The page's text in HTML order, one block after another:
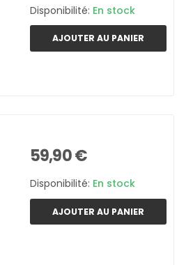
Disponibilité: En stock
AJOUTER AU PANIER
59,90 €
Disponibilité: En stock
AJOUTER AU PANIER